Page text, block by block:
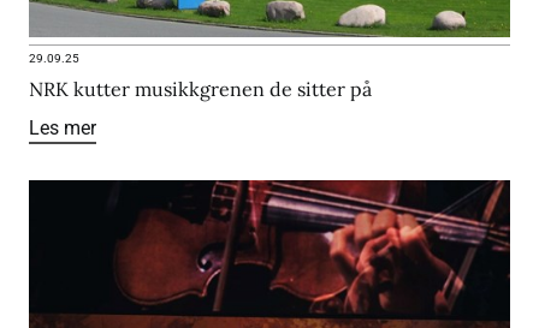
29.09.25
NRK kutter musikkgrenen de sitter på
Les mer